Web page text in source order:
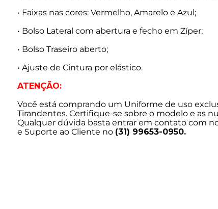
• Faixas nas cores: Vermelho, Amarelo e Azul;
• Bolso Lateral com abertura e fecho em Zíper;
• Bolso Traseiro aberto;
• Ajuste de Cintura por elástico.
ATENÇÃO:
Você está comprando um Uniforme de uso
Tirandentes. Certifique-se sobre o modelo e as
Qualquer dúvida basta entrar em contato com
e Suporte ao Cliente no (31) 99653-0950.